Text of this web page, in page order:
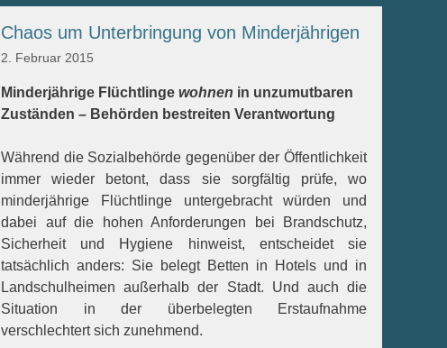
Chaos um Unterbringung von Minderjährigen
2. Februar 2015
Minderjährige Flüchtlinge wohnen in unzumutbaren
Zuständen – Behörden bestreiten Verantwortung
Während die Sozialbehörde gegenüber der Öffentlichkeit
immer wieder betont, dass sie sorgfältig prüfe, wo
minderjährige Flüchtlinge untergebracht würden und
dabei auf die hohen Anforderungen bei Brandschutz,
Sicherheit und Hygiene hinweist, entscheidet sie
tatsächlich anders: Sie belegt Betten in Hotels und in
Landschulheimen außerhalb der Stadt. Und auch die
Situation in der überbelegten Erstaufnahme
verschlechtert sich zunehmend.